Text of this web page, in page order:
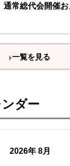
常総代会開催お
一覧を見る
ダー
2026年 8月